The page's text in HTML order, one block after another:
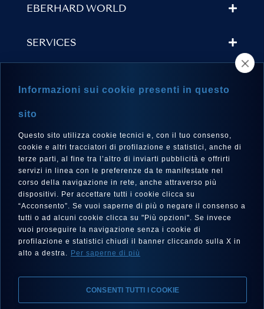
EBERHARD WORLD
SERVICES
LANGUAGE
English
FOLLOW US
Informazioni sui cookie presenti in questo
sito
Questo sito utilizza cookie tecnici e, con il tuo consenso,
cookie e altri tracciatori di profilazione e statistici, anche di
terze parti, al fine tra l’altro di inviarti pubblicità e offrirti
servizi in linea con le preferenze da te manifestate nel
corso della navigazione in rete, anche attraverso più
dispositivi. Per accettare tutti i cookie clicca su
“Acconsento”. Se vuoi saperne di più o negare il consenso a
tutti o ad alcuni cookie clicca su "Più opzioni". Se invece
vuoi proseguire la navigazione senza i cookie di
profilazione e statistici chiudi il banner cliccando sulla X in
alto a destra. Per saperne di più
CONSENTI TUTTI I COOKIE